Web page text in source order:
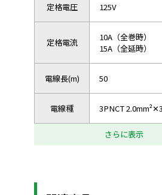
定格電圧 125V
定格電流
10A（全巻時）
15A（全延時）
電線長(m) 50
電線種 3PNCT
さらに表示